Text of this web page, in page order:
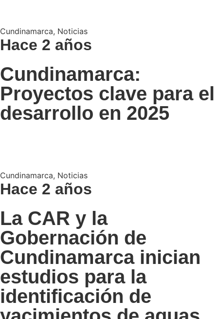
Cundinamarca, Noticias
Hace 2 años
Cundinamarca:
Proyectos clave para el
desarrollo en 2025
Cundinamarca, Noticias
Hace 2 años
La CAR y la
Gobernación de
Cundinamarca inician
estudios para la
identificación de